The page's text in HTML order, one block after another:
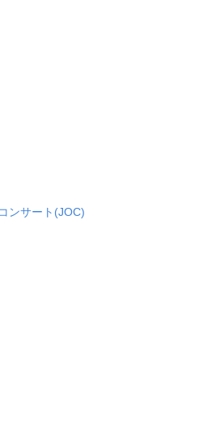
ンサート(JOC)